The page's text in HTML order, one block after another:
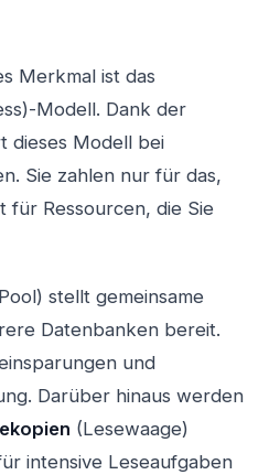
Merkmal ist das
Modell. Dank der
dieses Modell bei
Sie zahlen nur für das,
für Ressourcen, die Sie
stellt gemeinsame
Datenbanken bereit.
und
Darüber hinaus werden
(Lesewaage)
intensive Leseaufgaben